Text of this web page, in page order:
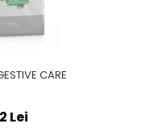
CARE
Lei